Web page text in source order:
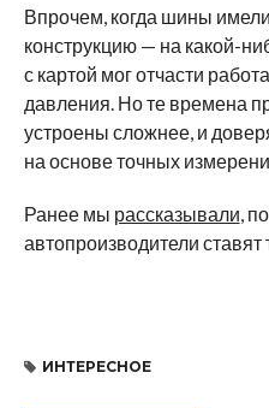
Впрочем, когда шины
конструкцию — на какой-
с картой мог отчасти
давления. Но те времена
устроены сложнее, и
на основе точных
Ранее мы рассказывали,
автопроизводители ставят
ИНТЕРЕСНОЕ